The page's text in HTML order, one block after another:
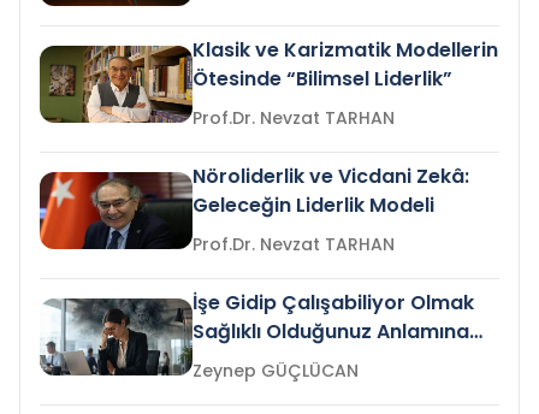
Klasik ve Karizmatik Modellerin
Ötesinde “Bilimsel Liderlik”
Prof.Dr. Nevzat TARHAN
Nöroliderlik ve Vicdani Zekâ:
Geleceğin Liderlik Modeli
Prof.Dr. Nevzat TARHAN
İşe Gidip Çalışabiliyor Olmak
Sağlıklı Olduğunuz Anlamına
Gelir mi?Zeynep GÜÇLÜCAN